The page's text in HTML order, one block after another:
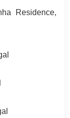
Residence,